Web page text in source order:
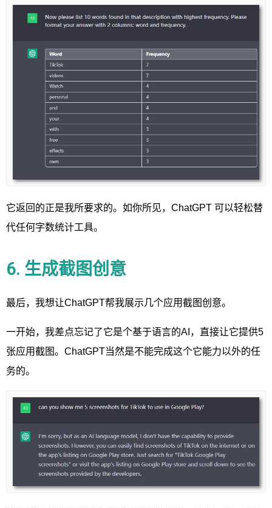
它返回的正是我所要求的。如你所见，ChatGPT 可以轻松替
代任何字数统计工具。
6. 生成截图创意
最后，我想让ChatGPT帮我展示几个应用截图创意。
一开始，我差点忘记了它是个基于语言的AI，直接让它提供5
张应用截图。ChatGPT当然是不能完成这个它能力以外的任
务的。